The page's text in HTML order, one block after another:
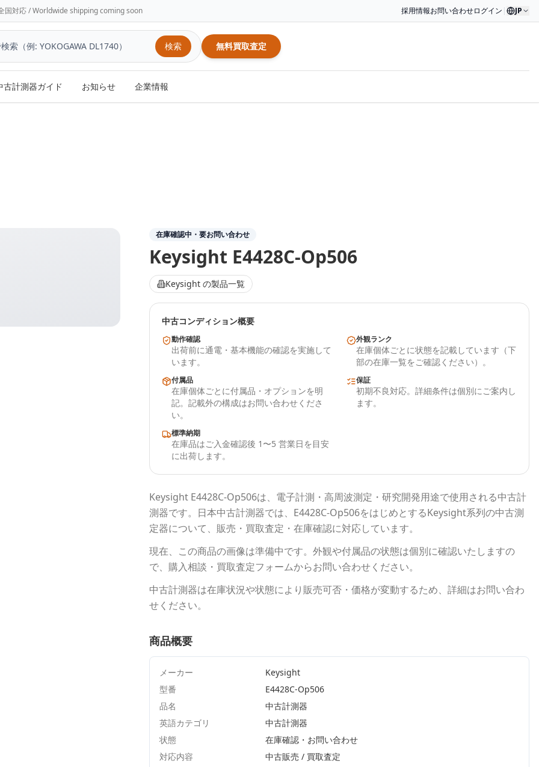
国対応 / Worldwide shipping coming soon 採用情報お問い合わせログイン | JP
検索 無料買取査定
古計測器ガイド お知らせ 企業情報
在庫確認中・要お問い合わせ
Keysight E4428C-Op506
Keysight の製品一覧
中古コンディション概要
動作確認
出荷前に通電・基本機能の確認を実施して
います。
外観ランク
在庫個体ごとに状態を記載しています（下
部の在庫一覧をご確認ください）。
付属品
在庫個体ごとに付属品・オプションを明
記。記載外の構成はお問い合わせくださ
い。
保証
初期不良対応。詳細条件は個別にご案内し
ます。
標準納期
在庫品はご入金確認後 1〜5 営業日を目安
に出荷します。
Keysight E4428C-Op506は、電子計測・高周波測定・研究開発用途で使用される中古計
測器です。 日本中古計測器では、 E4428C-Op506をはじめとするKeysight系列の中古測
定器について、販売・買取査定・在庫確認に対応しています。
現在、この商品の画像は準備中です。外観や付属品の状態は個別に確認いたしますの
で、購入相談・買取査定フォームからお問い合わせください。
中古計測器は在庫状況や状態により販売可否・価格が変動するため、詳細はお問い合わ
せください。
商品概要
メーカー
Keysight
型番
E4428C-Op506
品名
中古計測器
英語カテゴリ
中古計測器
状態
在庫確認・お問い合わせ
対応内容
中古販売 / 買取査定